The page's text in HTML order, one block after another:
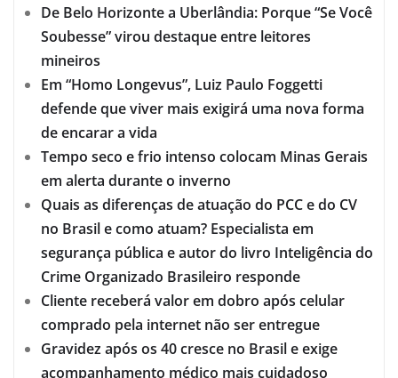
De Belo Horizonte a Uberlândia: Porque “Se Você
Soubesse” virou destaque entre leitores
mineiros
Em “Homo Longevus”, Luiz Paulo Foggetti
defende que viver mais exigirá uma nova forma
de encarar a vida
Tempo seco e frio intenso colocam Minas Gerais
em alerta durante o inverno
Quais as diferenças de atuação do PCC e do CV
no Brasil e como atuam? Especialista em
segurança pública e autor do livro Inteligência do
Crime Organizado Brasileiro responde
Cliente receberá valor em dobro após celular
comprado pela internet não ser entregue
Gravidez após os 40 cresce no Brasil e exige
acompanhamento médico mais cuidadoso